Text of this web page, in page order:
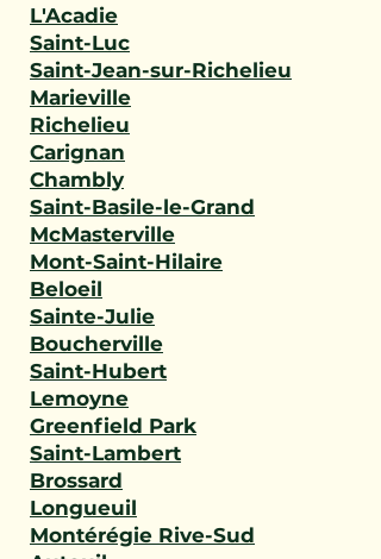
L'Acadie
Saint-Luc
Saint-Jean-sur-Richelieu
Marieville
Richelieu
Carignan
Chambly
Saint-Basile-le-Grand
McMasterville
Mont-Saint-Hilaire
Beloeil
Sainte-Julie
Boucherville
Saint-Hubert
Lemoyne
Greenfield Park
Saint-Lambert
Brossard
Longueuil
Montérégie Rive-Sud